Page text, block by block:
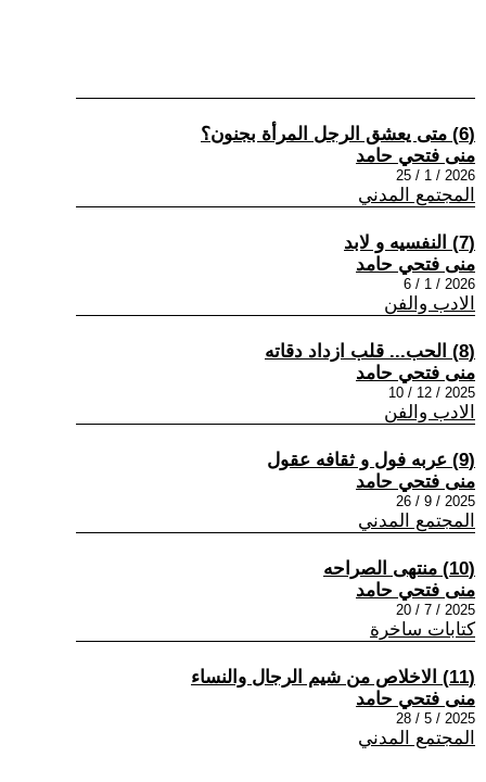
(6) متى يعشق الرجل المرأة بجنون؟
منى فتحي حامد
2026 / 1 / 25
المجتمع المدني
(7) النفسيه و لابد
منى فتحي حامد
2026 / 1 / 6
الادب والفن
(8) الحب... قلب ازداد دقاته
منى فتحي حامد
2025 / 12 / 10
الادب والفن
(9) عربه فول و ثقافه عقول
منى فتحي حامد
2025 / 9 / 26
المجتمع المدني
(10) منتهى الصراحه
منى فتحي حامد
2025 / 7 / 20
كتابات ساخرة
(11) الاخلاص من شيم الرجال والنساء
منى فتحي حامد
2025 / 5 / 28
المجتمع المدني